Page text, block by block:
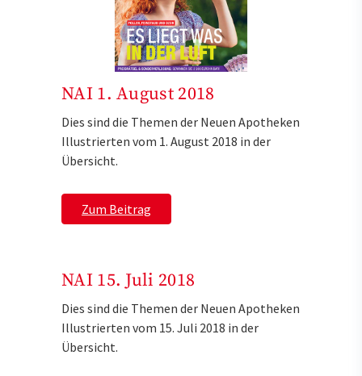
NAI 1. August 2018
Dies sind die Themen der Neuen Apotheken
Illustrierten vom 1. August 2018 in der
Übersicht.
Zum Beitrag
NAI 15. Juli 2018
Dies sind die Themen der Neuen Apotheken
Illustrierten vom 15. Juli 2018 in der
Übersicht.